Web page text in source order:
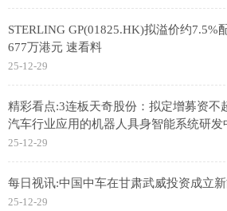
STERLING GP(01825.HK)拟溢价约7.5%
677万港元 速看料
25-12-29
精彩看点:3连板天奇股份：拟定增募资不
汽车行业应用的机器人具身智能系统研发
25-12-29
每日视讯:中国中车在甘肃武威投资成立
25-12-29